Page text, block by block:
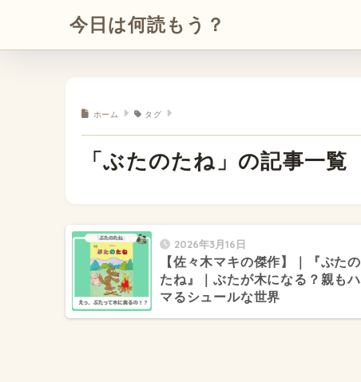
今日は何読もう？
ホーム タグ
「ぶたのたね」の記事一覧
2026年3月16日
【佐々木マキの傑作】｜『ぶたの
たね』｜ぶたが木になる？親もハ
マるシュールな世界